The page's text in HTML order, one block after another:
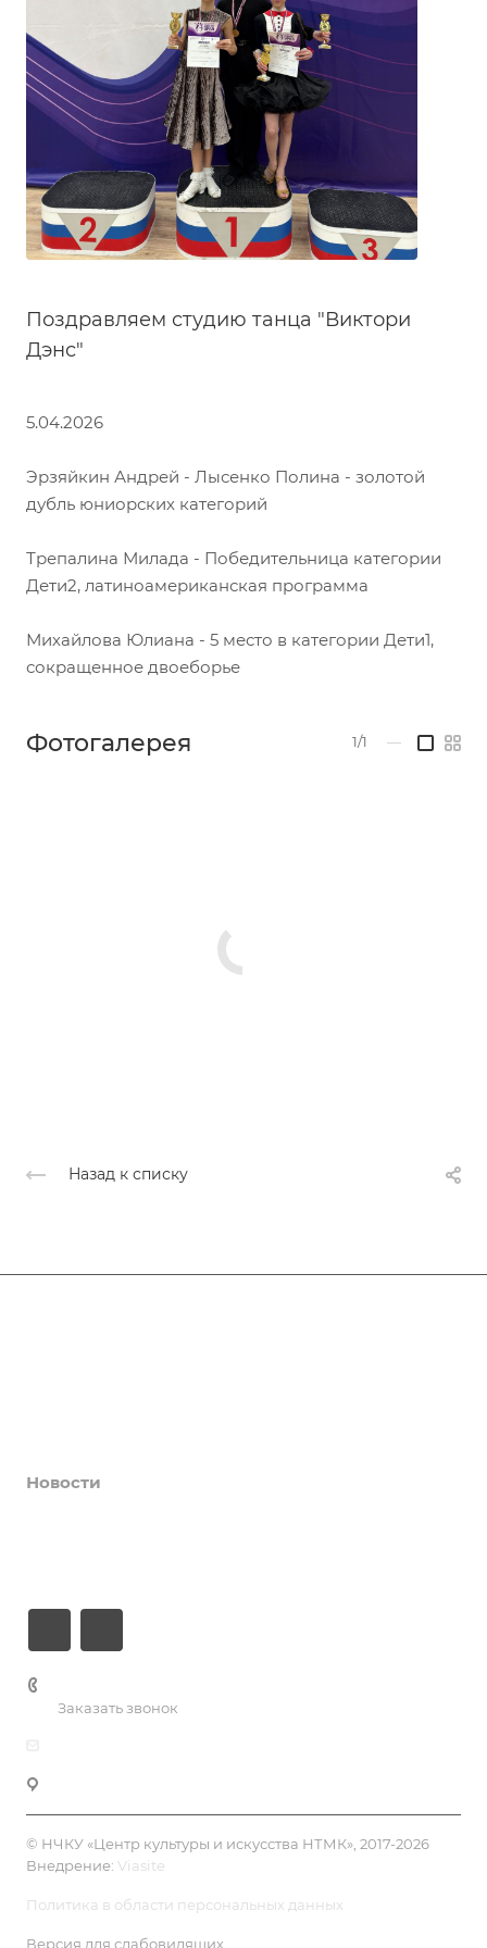
Поздравляем студию танца "Виктори
Дэнс"
5.04.2026
Эрзяйкин Андрей - Лысенко Полина - золотой
дубль юниорских категорий
Трепалина Милада - Победительница категории
Дети2, латиноамериканская программа
Михайлова Юлиана - 5 место в категории Дети1,
сокращенное двоеборье
Фотогалерея 1/1 —
Назад к списку
Новости
Заказать звонок
© НЧКУ «Центр культуры и искусства НТМК», 2017-2026
Внедрение: Viasite
Политика в области персональных данных
Версия для слабовидящих